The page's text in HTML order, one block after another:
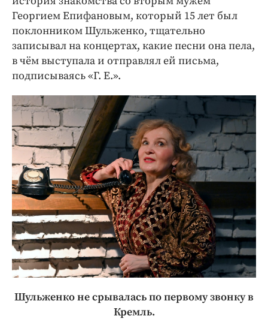
Георгием Епифановым, который 15 лет был
поклонником Шульженко, тщательно
записывал на концертах, какие песни она пела,
в чём выступала и отправлял ей письма,
подписываясь «Г. Е.».
Шульженко не срывалась по первому звонку в
Кремль.